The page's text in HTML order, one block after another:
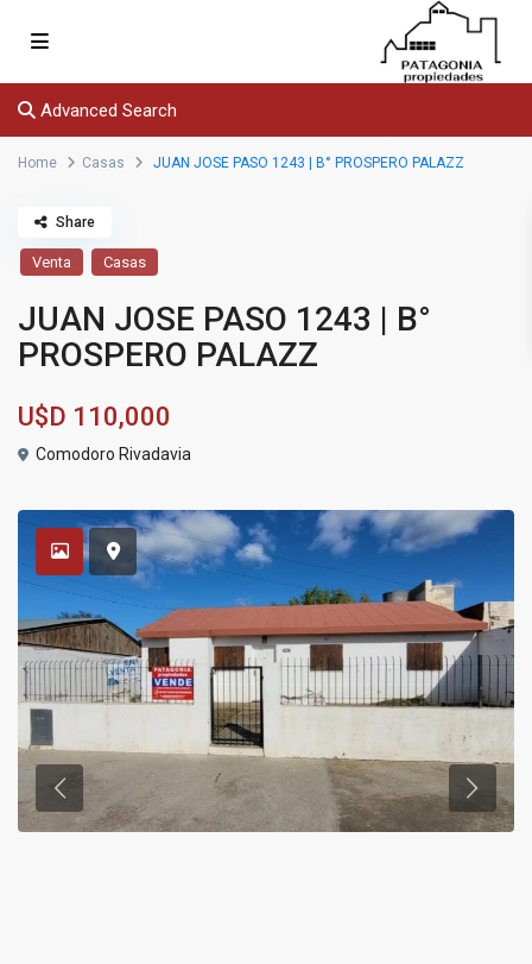
Advanced Search
Home Casas JUAN JOSE PASO 1243 | B° PROSPERO PALAZZ
Venta Casas
JUAN JOSE PASO 1243 | B°
PROSPERO PALAZZ
U$D 110,000
Comodoro Rivadavia
Share